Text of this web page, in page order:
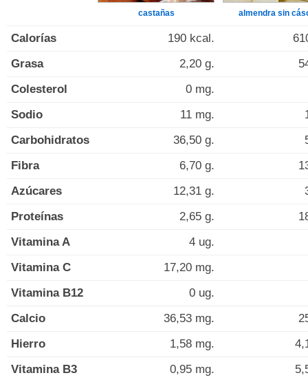
castañas almendra sin
Calorías 190 kcal.
Grasa
2,20 g.
Colesterol
0 mg.
Sodio
11 mg.
Carbohidratos
36,50 g.
Fibra
6,70 g.
Azúcares
12,31 g.
Proteínas
2,65 g.
Vitamina A
4 ug.
Vitamina C
17,20 mg.
Vitamina B12
0 ug.
Calcio
36,53 mg.
Hierro
1,58 mg.
Vitamina B3
0,95 mg.